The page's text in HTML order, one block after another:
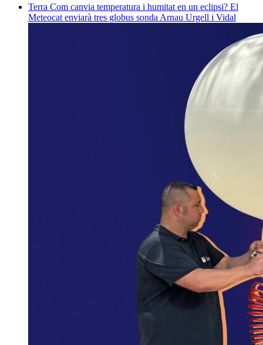
Terra Com canvia temperatura i humitat en un eclipsi? El
Meteocat enviarà tres globus sonda Arnau Urgell i Vidal